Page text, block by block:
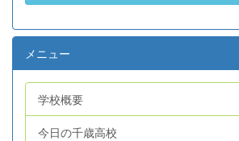
メニュー
学校概要
今日の千歳高校